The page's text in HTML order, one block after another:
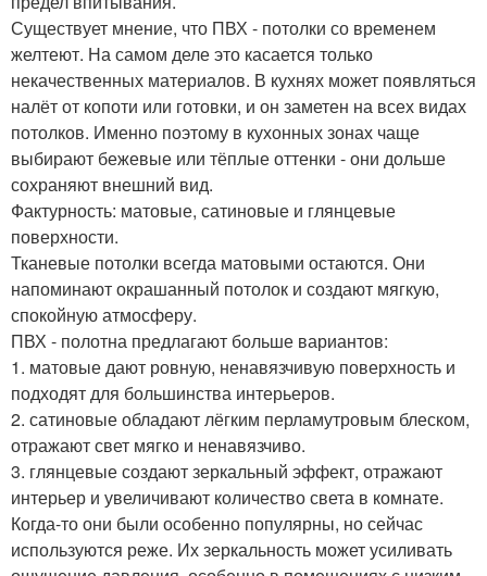
Существует мнение, что ПВХ - потолки со временем
желтеют. На самом деле это касается только
некачественных материалов. В кухнях может появляться
налёт от копоти или готовки, и он заметен на всех видах
потолков. Именно поэтому в кухонных зонах чаще
выбирают бежевые или тёплые оттенки - они дольше
сохраняют внешний вид.
Фактурность: матовые, сатиновые и глянцевые
поверхности.
Тканевые потолки всегда матовыми остаются. Они
напоминают окрашанный потолок и создают мягкую,
спокойную атмосферу.
ПВХ - полотна предлагают больше вариантов:
1. матовые дают ровную, ненавязчивую поверхность и
подходят для большинства интерьеров.
2. сатиновые обладают лёгким перламутровым блеском,
отражают свет мягко и ненавязчиво.
3. глянцевые создают зеркальный эффект, отражают
интерьер и увеличивают количество света в комнате.
Когда-то они были особенно популярны, но сейчас
используются реже. Их зеркальность может усиливать